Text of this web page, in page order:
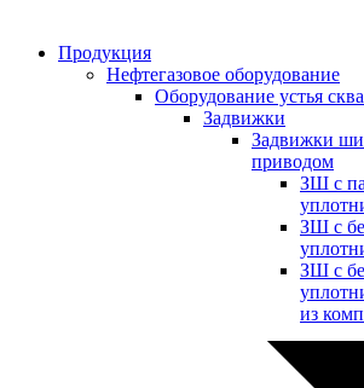
Продукция
Нефтегазовое оборудование
Оборудование устья
Задвижки
Задвижки
приводом
ЗШ с
ЗШ с
ЗШ с
из